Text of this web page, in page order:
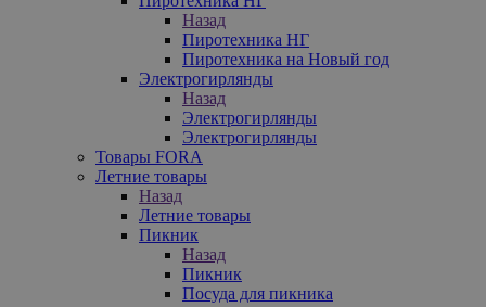
Назад
Пиротехника НГ
Пиротехника на Новый год
Электрогирлянды
Назад
Электрогирлянды
Электрогирлянды
Товары FORA
Летние товары
Назад
Летние товары
Пикник
Назад
Пикник
Посуда для пикника